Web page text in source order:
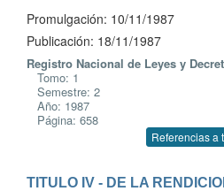
Promulgación: 10/11/1987
Publicación: 18/11/1987
Registro Nacional de Leyes y
Tomo: 1
Semestre: 2
Año: 1987
Página: 658
Referencias a
TITULO IV - DE LA